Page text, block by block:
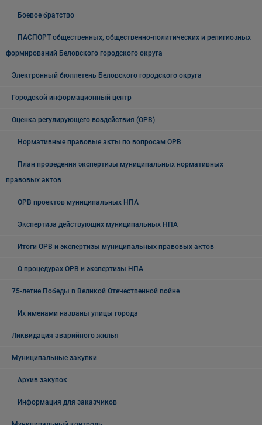
Боевое братство
ПАСПОРТ общественных, общественно-политических и религиозных
формирований Беловского городского округа
Электронный бюллетень Беловского городского округа
Городской информационный центр
Оценка регулирующего воздействия (ОРВ)
Нормативные правовые акты по вопросам ОРВ
План проведения экспертизы муниципальных нормативных
правовых актов
ОРВ проектов муниципальных НПА
Экспертиза действующих муниципальных НПА
Итоги ОРВ и экспертизы муниципальных правовых актов
О процедурах ОРВ и экспертизы НПА
75-летие Победы в Великой Отечественной войне
Их именами названы улицы города
Ликвидация аварийного жилья
Муниципальные закупки
Архив закупок
Информация для заказчиков